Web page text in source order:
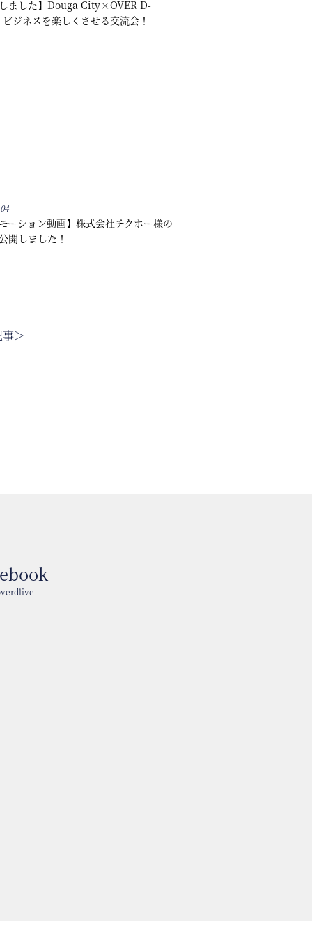
ました】Douga City×OVER D-
ジネスを楽しくさせる交流会！
ーション動画】株式会社チクホー様の
開しました！
＞